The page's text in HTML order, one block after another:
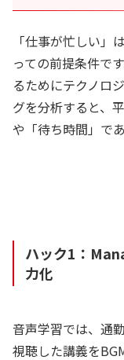
「仕事が忙しい」
っての前提条件で
るためにテクノロ
グを分析すると、
や「待ち時間」で
ハック1：
力化
音声学習では、通
視聴した講義を